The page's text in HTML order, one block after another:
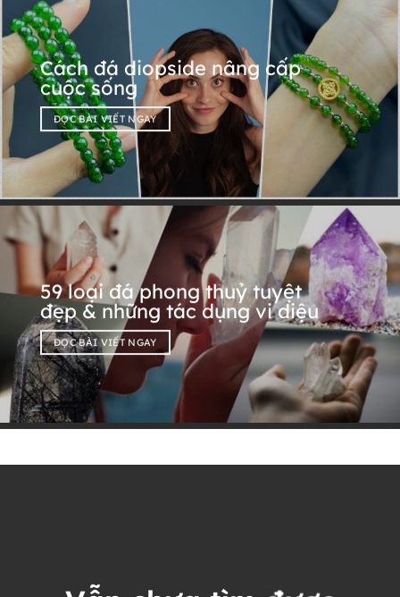
Cách đá diopside nâng cấp
cuộc sống
ĐỌC BÀI VIẾT NGAY
59 loại đá phong thuỷ tuyệt
đẹp & những tác dụng vi diệu
ĐỌC BÀI VIẾT NGAY